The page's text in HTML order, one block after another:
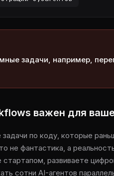
задачи, например,
важен для
по коду, которые
не фантастика, а
развиваете
сотни AI-агентов